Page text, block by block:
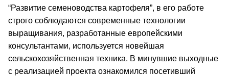
“Развитие семеноводства картофеля”, в его работе
строго соблюдаются современные технологии
выращивания, разработанные европейскими
консультантами, используется новейшая
сельскохозяйственная техника. В минувшие выходные
с реализацией проекта ознакомился посетивший